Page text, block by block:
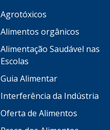
Agrotóxicos
Alimentos orgânicos
Alimentação Saudável nas
Escolas
Guia Alimentar
Interferência da Indústria
Oferta de Alimentos